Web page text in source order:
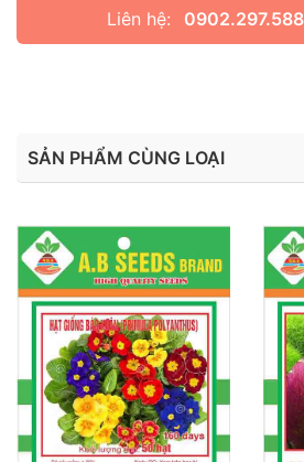
Liên hệ: 0902.297.588
SẢN PHẨM CÙNG LOẠI